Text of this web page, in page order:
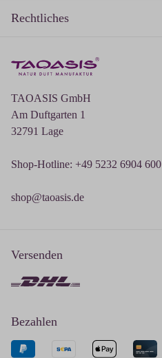
TAOASIS GmbH
Am Duftgarten 1
32791 Lage
Shop-Hotline: +49 5232 6904 600
shop@taoasis.de
Rechtliches
Versenden
Bezahlen